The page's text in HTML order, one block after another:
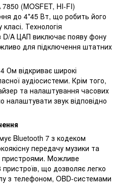
(MOSFET, HI-FI)
до 4*45 Вт, що робить його
Технологія
D/A ЦАП виключає появу фону
для підключення штатних
Ом відкриває широкі
аудіосистеми. Крім того,
та налаштування часових
звук відповідно
Bluetooth 7 з кодеком
передачу музики та
пристроями. Можливе
що дозволяє легко
з телефоном, OBD-системами